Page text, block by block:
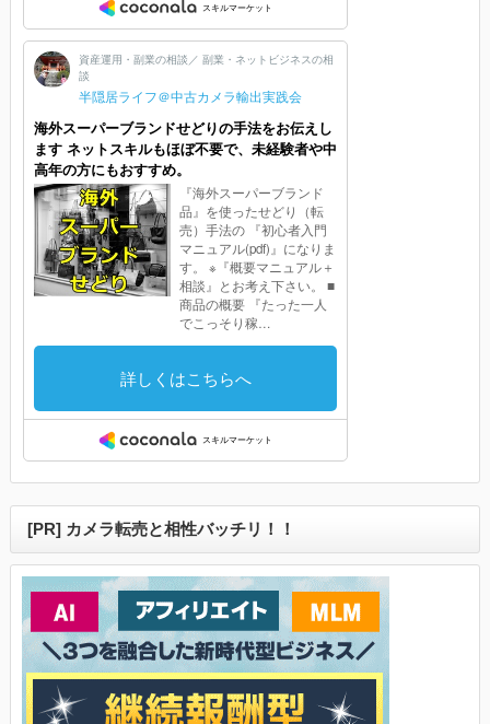
[PR] カメラ転売と相性バッチリ！！